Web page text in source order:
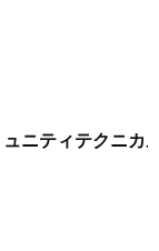
ニティテクニカ